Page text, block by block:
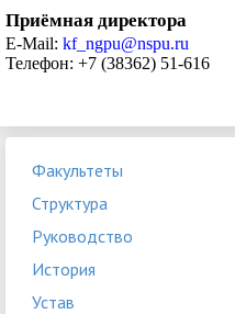
Приёмная директора
E-Mail: kf_ngpu@nspu.ru
Телефон: +7 (38362) 51-616
Факультеты
Структура
Руководство
История
Устав